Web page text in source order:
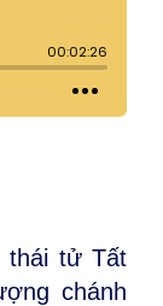
thái tử Tất
chánh